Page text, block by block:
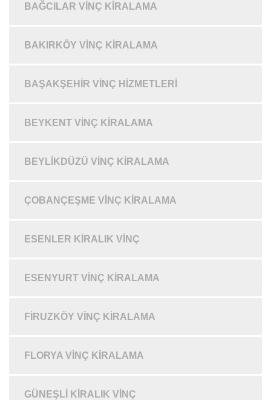
BAĞCILAR VINÇ KIRALAMA
BAKIRKÖY VINÇ KIRALAMA
BAŞAKŞEHIR VINÇ HIZMETLERI
BEYKENT VINÇ KIRALAMA
BEYLIKDÜZÜ VINÇ KIRALAMA
ÇOBANÇEŞME VINÇ KIRALAMA
ESENLER KIRALIK VINÇ
ESENYURT VINÇ KIRALAMA
FIRUZKÖY VINÇ KIRALAMA
FLORYA VINÇ KIRALAMA
GÜNEŞLI KIRALIK VINÇ